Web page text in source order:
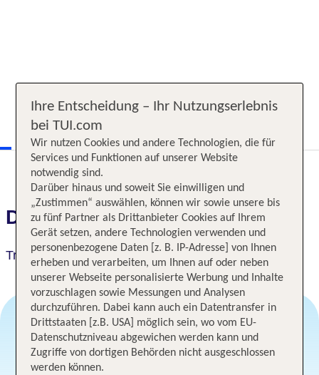
Das erwartet Sie
Travelodge London Richmond Central
Angebotsauswahl
Ihre Entscheidung – Ihr Nutzungserlebnis
bei TUI.com
Wir nutzen Cookies und andere Technologien, die für
Services und Funktionen auf unserer Website
notwendig sind.
Darüber hinaus und soweit Sie einwilligen und
„Zustimmen“ auswählen, können wir sowie unsere bis
zu fünf Partner als Drittanbieter Cookies auf Ihrem
Gerät setzen, andere Technologien verwenden und
personenbezogene Daten [z. B. IP-Adresse] von Ihnen
erheben und verarbeiten, um Ihnen auf oder neben
unserer Webseite personalisierte Werbung und Inhalte
vorzuschlagen sowie Messungen und Analysen
durchzuführen. Dabei kann auch ein Datentransfer in
Drittstaaten [z.B. USA] möglich sein, wo vom EU-
Datenschutzniveau abgewichen werden kann und
Zugriffe von dortigen Behörden nicht ausgeschlossen
werden können.